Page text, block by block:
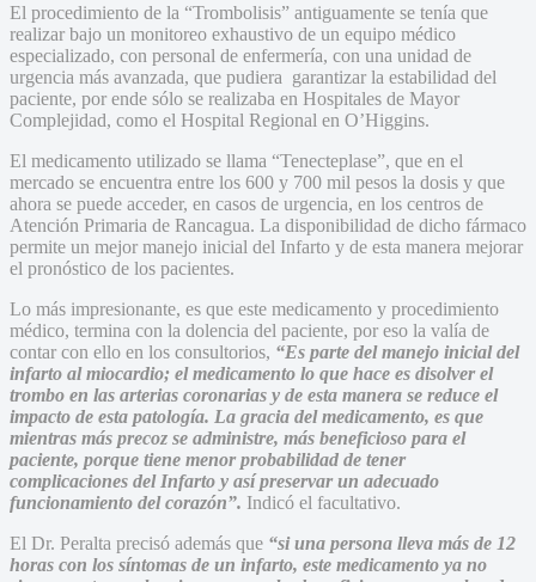
El procedimiento de la “Trombolisis” antiguamente se tenía que
realizar bajo un monitoreo exhaustivo de un equipo médico
especializado, con personal de enfermería, con una unidad de
urgencia más avanzada, que pudiera garantizar la estabilidad del
paciente, por ende sólo se realizaba en Hospitales de Mayor
Complejidad, como el Hospital Regional en O’Higgins.
El medicamento utilizado se llama “Tenecteplase”, que en el
mercado se encuentra entre los 600 y 700 mil pesos la dosis y que
ahora se puede acceder, en casos de urgencia, en los centros de
Atención Primaria de Rancagua. La disponibilidad de dicho fármaco
permite un mejor manejo inicial del Infarto y de esta manera mejorar
el pronóstico de los pacientes.
Lo más impresionante, es que este medicamento y procedimiento
médico, termina con la dolencia del paciente, por eso la valía de
contar con ello en los consultorios, “Es parte del manejo inicial del
infarto al miocardio; el medicamento lo que hace es disolver el
trombo en las arterias coronarias y de esta manera se reduce el
impacto de esta patología. La gracia del medicamento, es que
mientras más precoz se administre, más beneficioso para el
paciente, porque tiene menor probabilidad de tener
complicaciones del Infarto y así preservar un adecuado
funcionamiento del corazón”. Indicó el facultativo.
El Dr. Peralta precisó además que “si una persona lleva más de 12
horas con los síntomas de un infarto, este medicamento ya no